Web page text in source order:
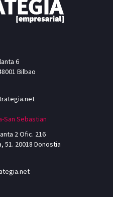
6
Bilbao
San Sebastian
2 Ofic. 216
51. 20018 Donostia